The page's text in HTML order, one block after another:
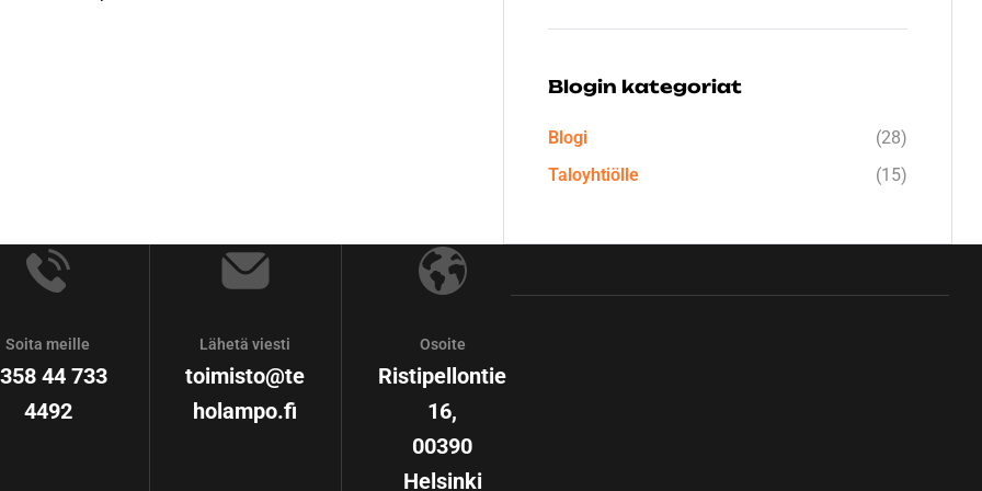
Blogin kategoriat
Blogi
(28)
Taloyhtiölle
(15)
Soita meille
44 733
4492
Lähetä viesti
toimisto@te
holampo.fi
Osoite
Ristipellontie
16,
00390
Helsinki